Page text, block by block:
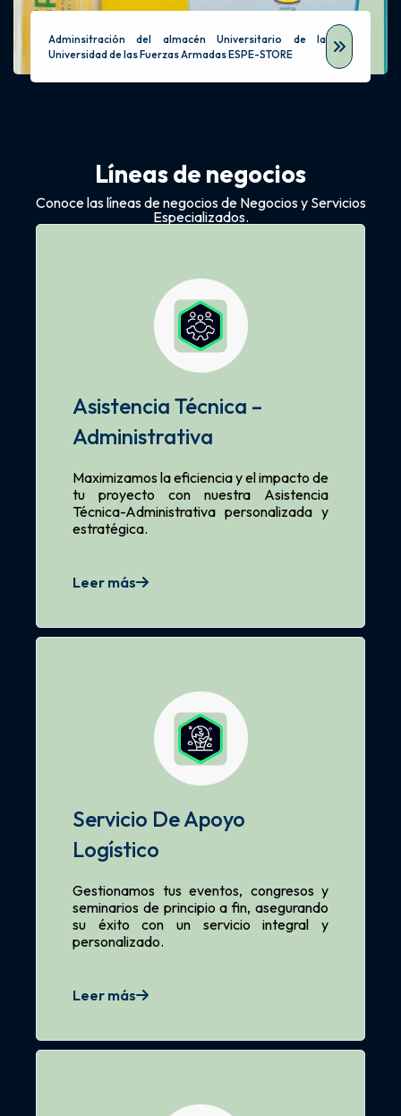
Adminsitración del almacén Universitario de la
Universidad de las Fuerzas Armadas ESPE-STORE
Líneas de negocios
Conoce las líneas de negocios de Negocios y Servicios
Especializados.
Asistencia Técnica –
Administrativa
Maximizamos la eficiencia y el impacto de
tu proyecto con nuestra Asistencia
Técnica-Administrativa personalizada y
estratégica.
Leer más
Servicio De Apoyo
Logístico
Gestionamos tus eventos, congresos y
seminarios de principio a fin, asegurando
su éxito con un servicio integral y
personalizado.
Leer más